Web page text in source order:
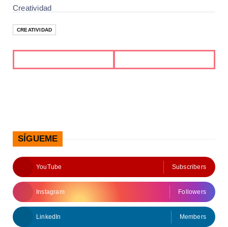
Creatividad
CREATIVIDAD
SÍGUEME
YouTube Subscribers
Instagram Followers
LinkedIn Members